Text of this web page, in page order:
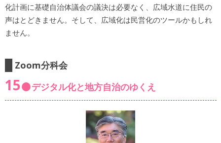
化計画に基礎自治体議会の議決は必要なく、広域水道に住民の
声はとどきません。そして、広域化は民営化のツールかもしれ
ません。
Zoom分科会
15 デジタル化と地方自治のゆくえ